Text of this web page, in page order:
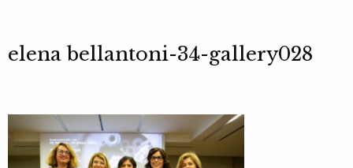
elena bellantoni-34-gallery028